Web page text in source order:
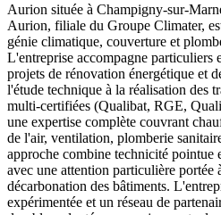
Aurion située à Champigny-sur-
Aurion, filiale du Groupe Climater,
génie climatique, couverture et
L'entreprise accompagne particuliers
projets de rénovation énergétique et
l'étude technique à la réalisation des
multi-certifiées (Qualibat, RGE,
une expertise complète couvrant
de l'air, ventilation, plomberie
approche combine technicité
avec une attention particulière portée
décarbonation des bâtiments.
expérimentée et un réseau de